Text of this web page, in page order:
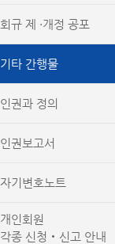
회규 제 ·개정 공포
기타 간행물
인권과 정의
인권보고서
자기변호노트
개인회원
각종 신청‧신고 안내